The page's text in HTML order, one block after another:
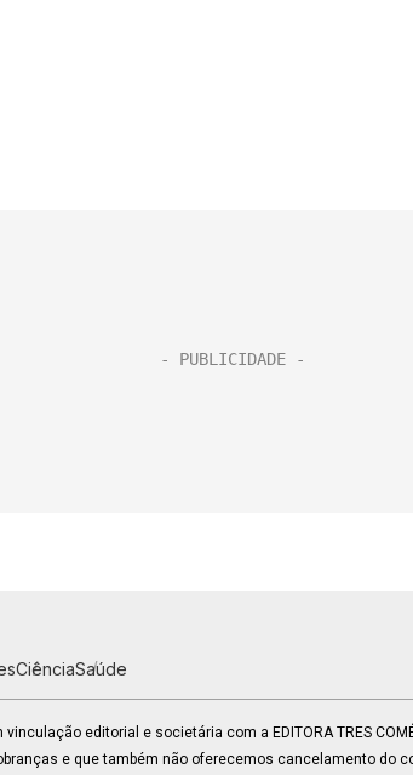
CiênciaSaúde
editorial e societária com a EDITORA TRES
e que também não oferecemos cancelamento do